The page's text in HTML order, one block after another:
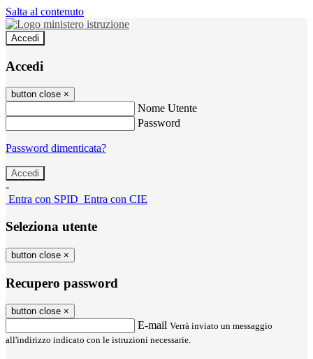
Salta al contenuto
Accedi
Accedi
button close ×
Nome Utente
Password
Password dimenticata?
-
Entra con SPID Entra con CIE
Seleziona utente
button close ×
Recupero password
button close ×
E-mail Verrà inviato un messaggio
all'indirizzo indicato con le istruzioni necessarie.